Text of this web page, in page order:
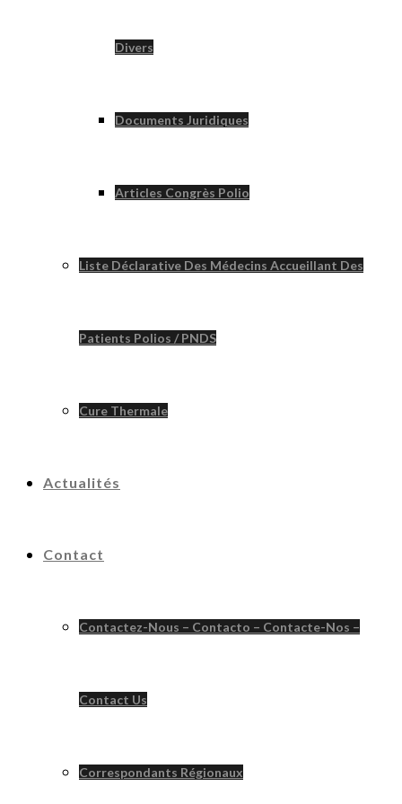
Divers
Documents Juridiques
Articles Congrès Polio
Liste Déclarative Des Médecins Accueillant Des
Patients Polios / PNDS
Cure Thermale
Actualités
Contact
Contactez-Nous – Contacto – Contacte-Nos –
Contact Us
Correspondants Régionaux